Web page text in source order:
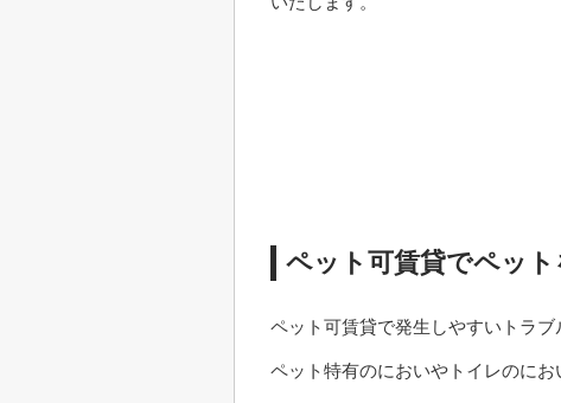
ペット可賃貸でペッ
ペット可賃貸で発生しやすいトラブ
ペット特有のにおいやトイレのに